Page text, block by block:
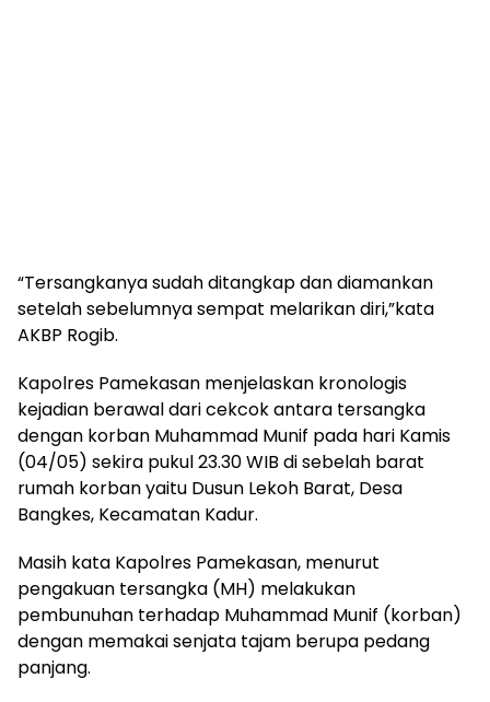
“Tersangkanya sudah ditangkap dan diamankan
setelah sebelumnya sempat melarikan diri,”kata
AKBP Rogib.
Kapolres Pamekasan menjelaskan kronologis
kejadian berawal dari cekcok antara tersangka
dengan korban Muhammad Munif pada hari Kamis
(04/05) sekira pukul 23.30 WIB di sebelah barat
rumah korban yaitu Dusun Lekoh Barat, Desa
Bangkes, Kecamatan Kadur.
Masih kata Kapolres Pamekasan, menurut
pengakuan tersangka (MH) melakukan
pembunuhan terhadap Muhammad Munif (korban)
dengan memakai senjata tajam berupa pedang
panjang.